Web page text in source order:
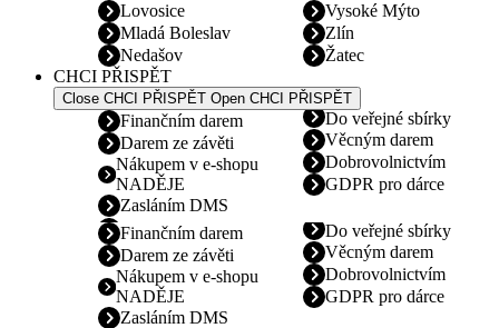
Lovosice
Mladá Boleslav
Nedašov
Vysoké Mýto
Zlín
Žatec
CHCI PŘISPĚT
Close CHCI PŘISPĚT Open CHCI PŘISPĚT
Finančním darem
Darem ze závěti
Nákupem v e-shopu
NADĚJE
Zasláním DMS
Do veřejné sbírky
Věcným darem
Dobrovolnictvím
GDPR pro dárce
Finančním darem
Darem ze závěti
Nákupem v e-shopu
NADĚJE
Zasláním DMS
Do veřejné sbírky
Věcným darem
Dobrovolnictvím
GDPR pro dárce